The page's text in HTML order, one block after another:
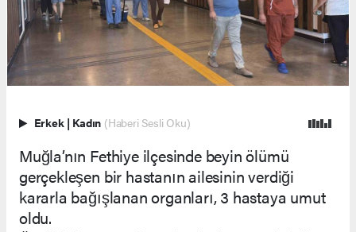
Erkek | Kadın (Haberi Sesli Oku)
Muğla’nın Fethiye ilçesinde beyin ölümü
gerçekleşen bir hastanın ailesinin verdiği
kararla bağışlanan organları, 3 hastaya umut
oldu.